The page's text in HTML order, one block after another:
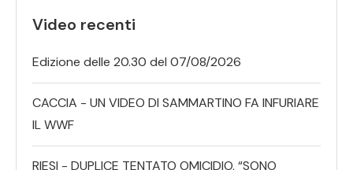
Video recenti
Edizione delle 20.30 del 07/08/2026
CACCIA - UN VIDEO DI SAMMARTINO FA INFURIARE
IL WWF
RIESI - DUPLICE TENTATO OMICIDIO, “SONO